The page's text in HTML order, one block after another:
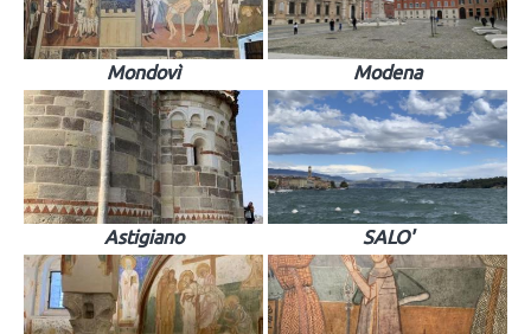
Mondovì Modena
Astigiano SALO'